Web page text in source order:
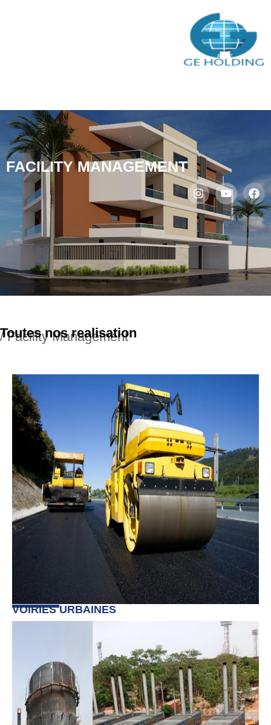
Facility Management
FACILITY MANAGEMENT
Toutes nos realisation
/ Facility Management
VOIRIES URBAINES